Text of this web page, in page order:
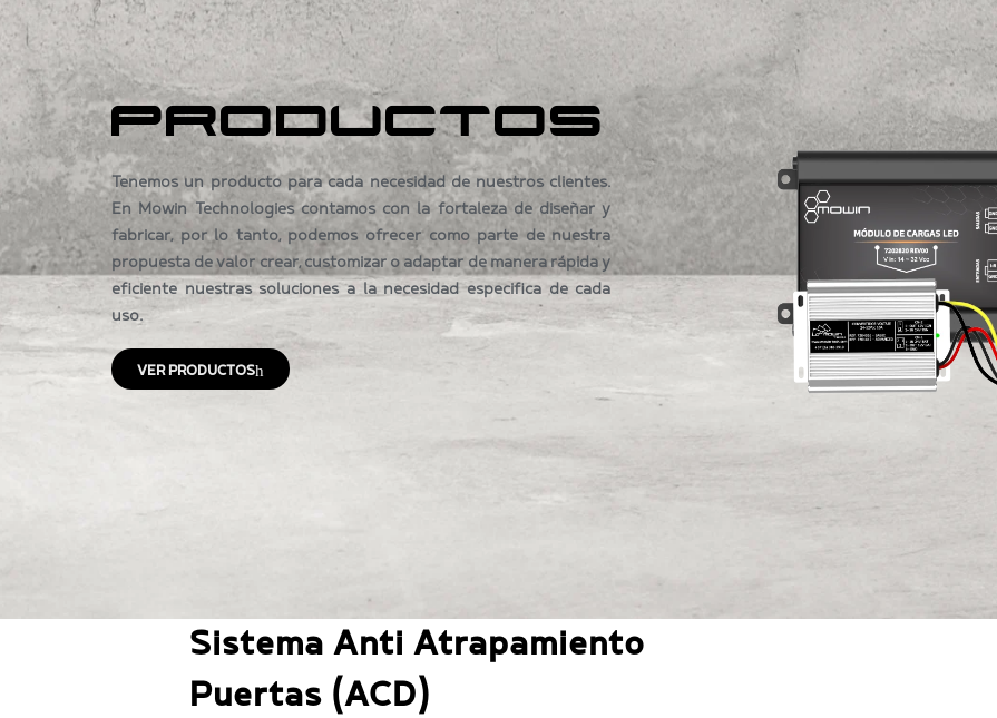
PRODUCTOS
Tenemos un producto para cada necesidad de nuestros clientes.
En Mowin Technologies contamos con la fortaleza de diseñar y
fabricar, por lo tanto, podemos ofrecer como parte de nuestra
propuesta de valor crear, customizar o adaptar de manera rápida y
eficiente nuestras soluciones a la necesidad especifica de cada
uso.
VER PRODUCTOS
Sistema Anti Atrapamiento
Puertas (ACD)